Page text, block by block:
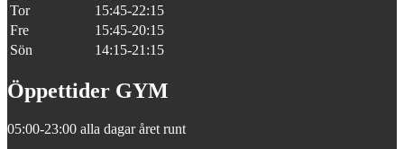
Tor
15:45-22:15
Fre
15:45-20:15
Sön
14:15-21:15
Öppettider GYM
05:00-23:00 alla dagar året runt